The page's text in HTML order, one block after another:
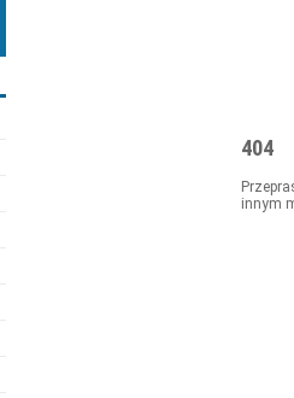
404
innym